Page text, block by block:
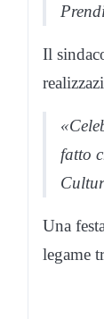
Il
fatto
Una
legame